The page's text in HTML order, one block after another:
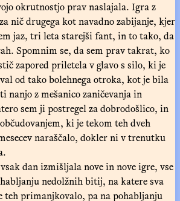
okrutnostjo prav naslajala. Igra z
nič drugega kot navadno zabijanje, kjer
jaz, tri leta starejši fant, in to tako, da
Spomnim se, da sem prav takrat, ko
zapored priletela v glavo s silo, ki je
od tako bolehnega otroka, kot je bila
nanjo z mešanico zaničevanja in
sem ji postregel za dobrodošlico, in
ki je tekom teh dveh
naraščalo, dokler ni v trenutku
dan izmišljala nove in nove igre, vse
nedolžnih bitij, na katere sva
teh primanjkovalo, pa na pohabljanju